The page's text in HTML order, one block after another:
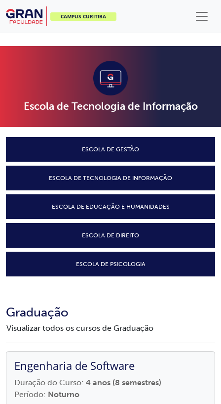
CAMPUS CURITIBA
Escola de Tecnologia de Informação
ESCOLA DE GESTÃO
ESCOLA DE TECNOLOGIA DE INFORMAÇÃO
ESCOLA DE EDUCAÇÃO E HUMANIDADES
ESCOLA DE DIREITO
ESCOLA DE PSICOLOGIA
Graduação
Visualizar todos os cursos de Graduação
Engenharia de Software
Duração do Curso: 4 anos (8 semestres)
Período: Noturno